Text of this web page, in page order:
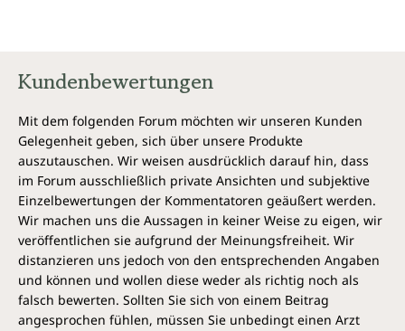
Kundenbewertungen
Mit dem folgenden Forum möchten wir unseren Kunden
Gelegenheit geben, sich über unsere Produkte
auszutauschen. Wir weisen ausdrücklich darauf hin, dass
im Forum ausschließlich private Ansichten und subjektive
Einzelbewertungen der Kommentatoren geäußert werden.
Wir machen uns die Aussagen in keiner Weise zu eigen, wir
veröffentlichen sie aufgrund der Meinungsfreiheit. Wir
distanzieren uns jedoch von den entsprechenden Angaben
und können und wollen diese weder als richtig noch als
falsch bewerten. Sollten Sie sich von einem Beitrag
angesprochen fühlen, müssen Sie unbedingt einen Arzt